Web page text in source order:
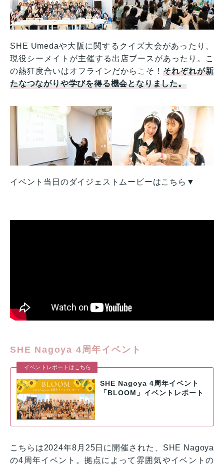
SHE Umedaや大阪に関するクイズ大会があったり、
現役シーメイトが主催する出店ブースがあったり。こ
の熱狂度合いはオフラインだからこそ！それぞれが新
たなつながりや学びを得る機会となりました。
イベント当日のダイジェストムービーはこちら▼
SHE Nagoya 4周年イベント
イベントレポートはこちら
SHE Nagoya 4周年イベント
「BLOOM」イベントレポート
こちらは2024年8月25日に開催された、SHE Nagoya
の4周年イベント。拠点によって雰囲気やイベントの